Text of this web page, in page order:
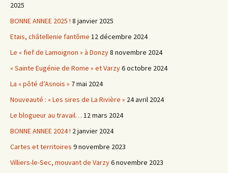
2025
BONNE ANNEE 2025 ! 8 janvier 2025
Etais, châtellenie fantôme 12 décembre 2024
Le « fief de Lamoignon » à Donzy8 novembre 2024
« Sainte Eugénie de Rome » et Varzy6 octobre 2024
La « pôté d’Asnois » 7 mai 2024
Nouveauté : « Les sires de La Rivière » 24 avril 2024
Le blogueur au travail… 12 mars 2024
BONNE ANNEE 2024 ! 2 janvier 2024
Cartes et territoires 9 novembre 2023
Villiers-le-Sec, mouvant de Varzy6 novembre 2023